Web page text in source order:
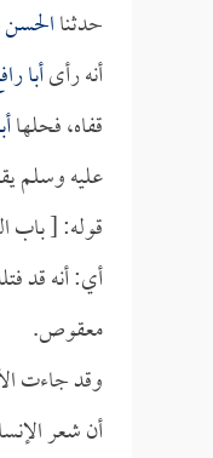
حدثنا
أنه رأىأبا
قفاه، فحلها
عليه وسلم
قوله: [ باب
أي: أنه قد
معقوص.
وقد جاءت
أن شعر